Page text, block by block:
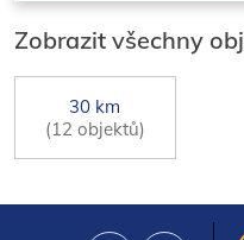
Zobrazit všechny
30 km
(12 objektů)